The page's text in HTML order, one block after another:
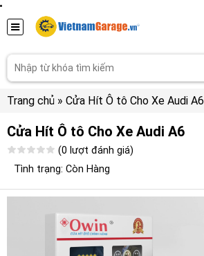
Trang chủ » Cửa Hít Ô tô Cho Xe Audi A6
Cửa Hít Ô tô Cho Xe Audi A6
(0 lượt đánh giá)
Tình trạng: Còn Hàng